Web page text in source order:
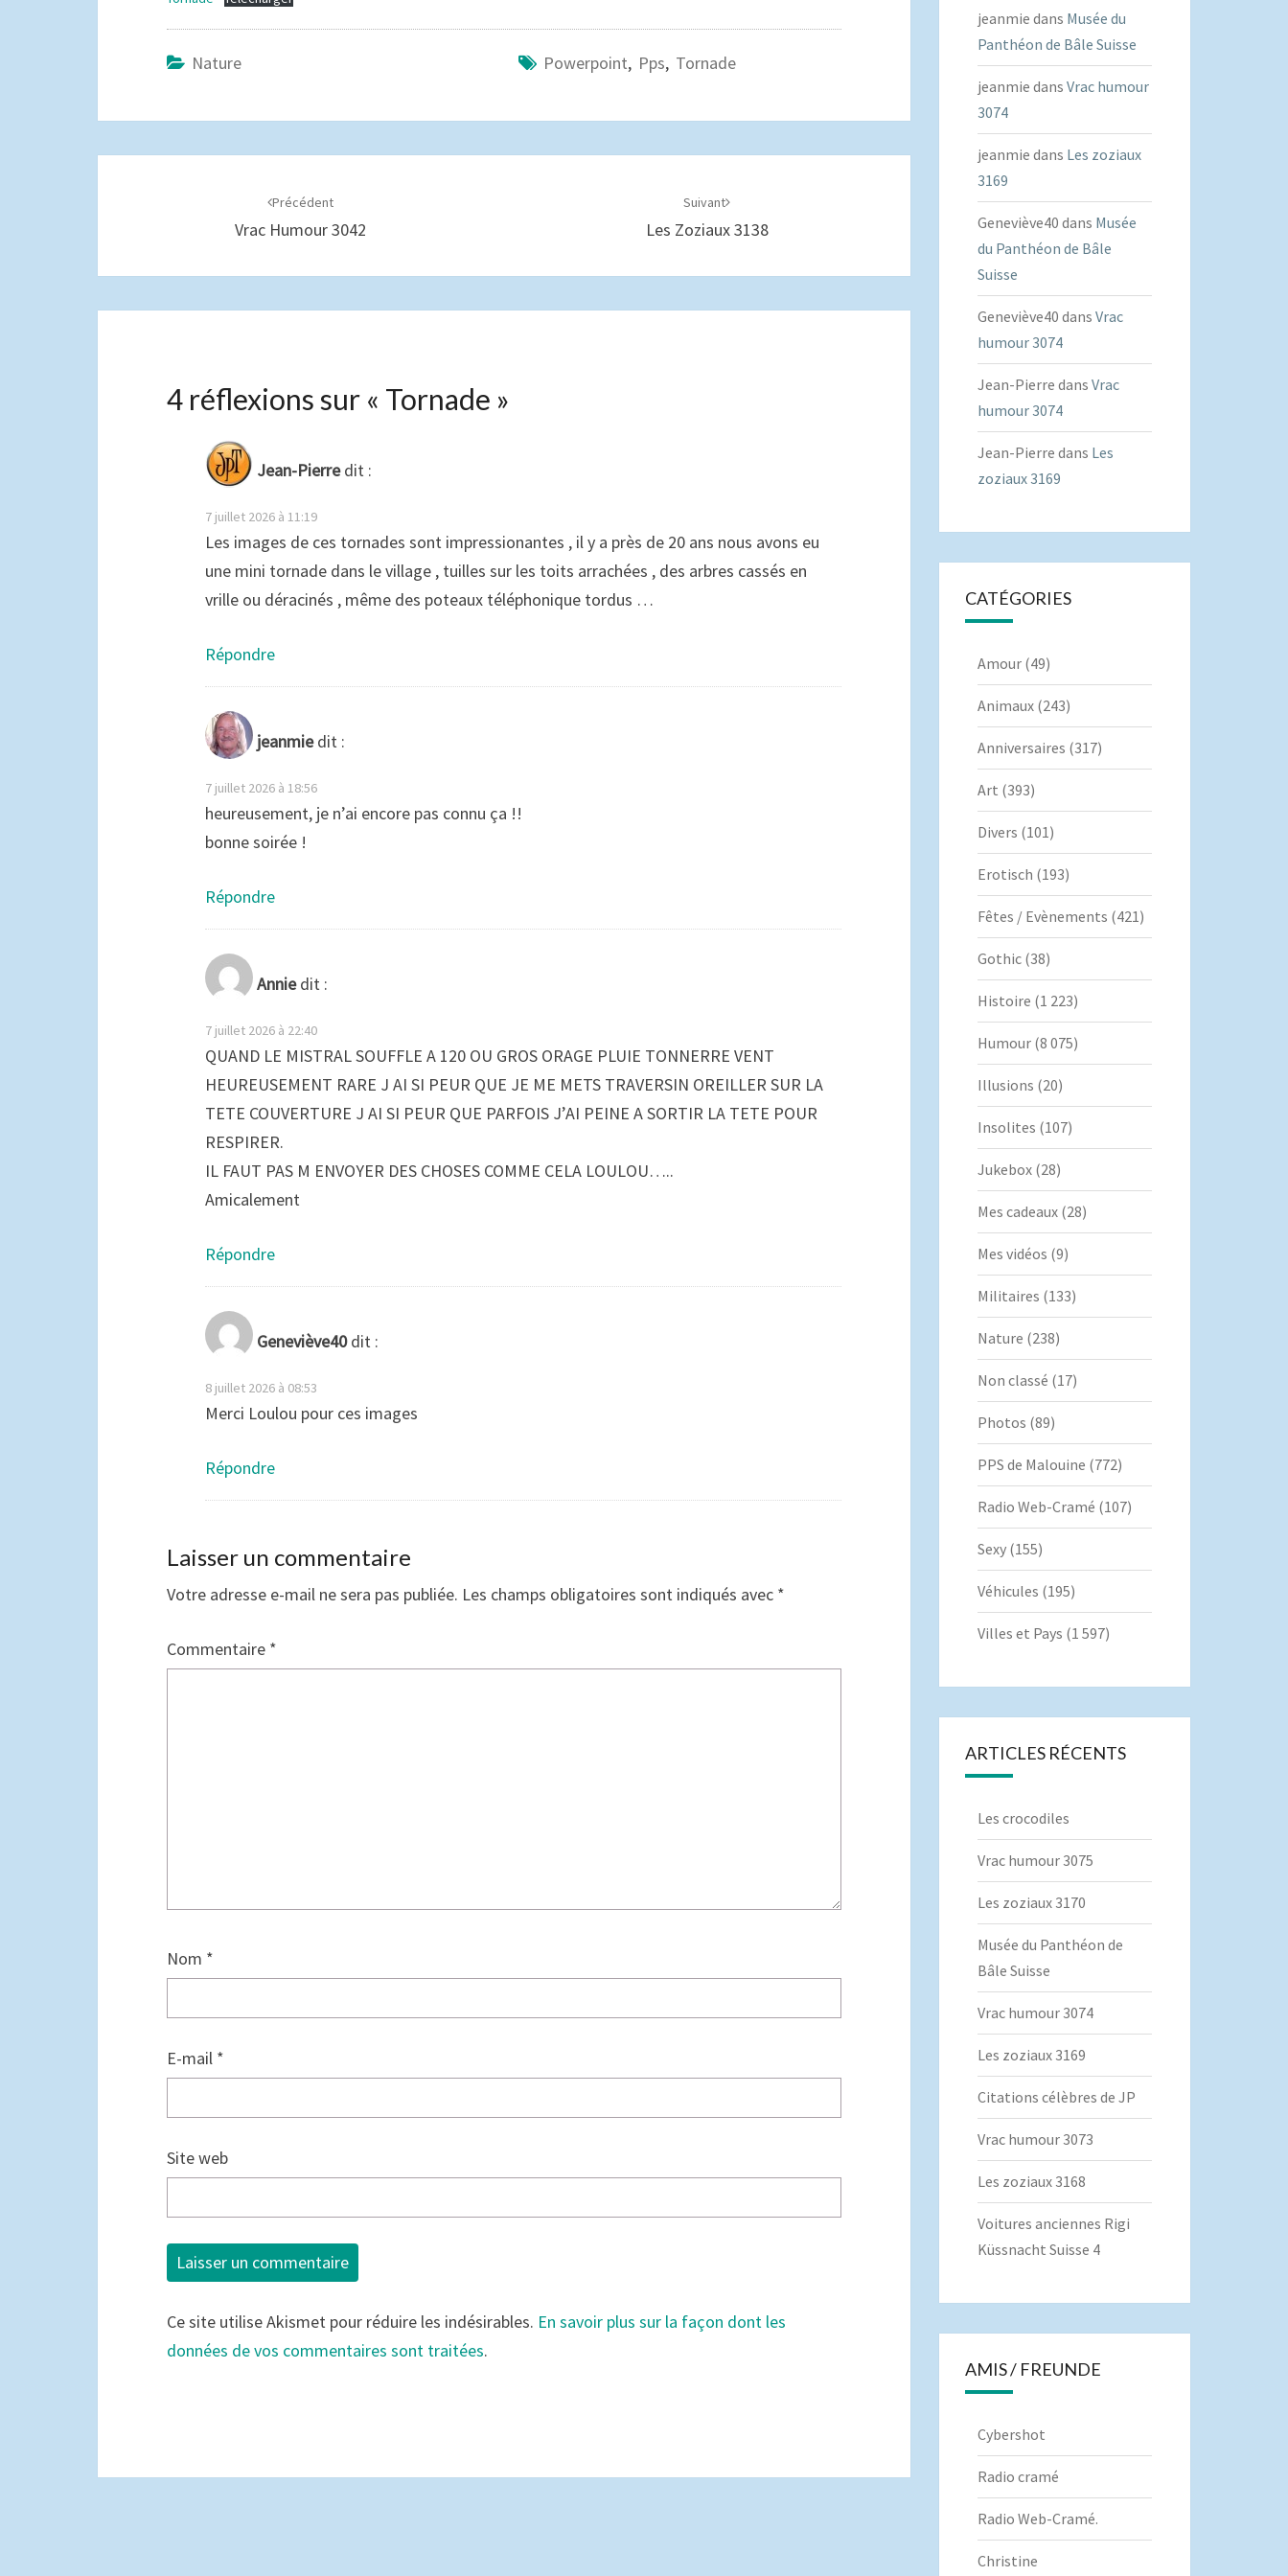
Nature Powerpoint, Pps, Tornade
Précédent
Vrac Humour 3042
Suivant
Les Zoziaux 3138
4 réflexions sur « Tornade »
Jean-Pierre dit :
7 juillet 2026 à 11:19
Les images de ces tornades sont impressionantes , il y a près de 20 ans nous avons eu
une mini tornade dans le village , tuilles sur les toits arrachées , des arbres cassés en
vrille ou déracinés , même des poteaux téléphonique tordus …
Répondre
jeanmie dit :
7 juillet 2026 à 18:56
heureusement, je n’ai encore pas connu ça !!
bonne soirée !
Répondre
Annie dit :
7 juillet 2026 à 22:40
QUAND LE MISTRAL SOUFFLE A 120 OU GROS ORAGE PLUIE TONNERRE VENT
HEUREUSEMENT RARE J AI SI PEUR QUE JE ME METS TRAVERSIN OREILLER SUR LA
TETE COUVERTURE J AI SI PEUR QUE PARFOIS J’AI PEINE A SORTIR LA TETE POUR
RESPIRER.
IL FAUT PAS M ENVOYER DES CHOSES COMME CELA LOULOU…..
Amicalement
Répondre
Geneviève40 dit :
8 juillet 2026 à 08:53
Merci Loulou pour ces images
Répondre
Laisser un commentaire
Votre adresse e-mail ne sera pas publiée. Les champs obligatoires sont indiqués avec *
Commentaire *
Nom *
E-mail *
Site web
Ce site utilise Akismet pour réduire les indésirables. En savoir plus sur la façon dont les
données de vos commentaires sont traitées.
jeanmie dans Musée du
Panthéon de Bâle Suisse
jeanmie dans Vrac humour
3074
jeanmie dans Les zoziaux
3169
Geneviève40 dans Musée
du Panthéon de Bâle
Suisse
Geneviève40 dans Vrac
humour 3074
Jean-Pierre dans Vrac
humour 3074
Jean-Pierre dans Les
zoziaux 3169
CATÉGORIES
Amour(49)
Animaux(243)
Anniversaires (317)
Art (393)
Divers (101)
Erotisch (193)
Fêtes / Evènements (421)
Gothic(38)
Histoire (1 223)
Humour(8 075)
Illusions (20)
Insolites (107)
Jukebox(28)
Mes cadeaux(28)
Mes vidéos (9)
Militaires (133)
Nature (238)
Non classé (17)
Photos (89)
PPS de Malouine (772)
Radio Web-Cramé (107)
Sexy(155)
Véhicules (195)
Villes et Pays (1 597)
ARTICLES RÉCENTS
Les crocodiles
Vrac humour 3075
Les zoziaux 3170
Musée du Panthéon de
Bâle Suisse
Vrac humour 3074
Les zoziaux 3169
Citations célèbres de JP
Vrac humour 3073
Les zoziaux 3168
Voitures anciennes Rigi
Küssnacht Suisse 4
AMIS / FREUNDE
Cybershot
Radio cramé
Radio Web-Cramé.
Christine